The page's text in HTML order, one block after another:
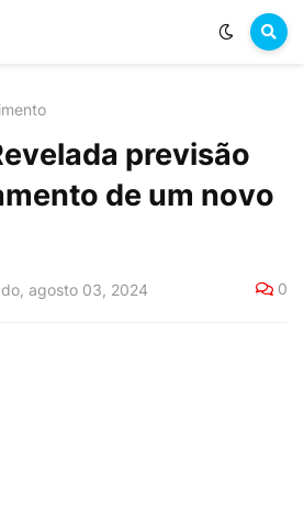
previsão
de um novo
agosto 03, 2024 0